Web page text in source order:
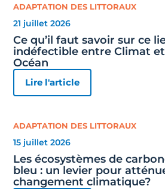
ADAPTATION DES LITTORAUX
21 juillet 2026
Ce qu’il faut savoir sur ce
indéfectible entre Climat et
Océan
Lire l'article
ADAPTATION DES LITTORAUX
15 juillet 2026
Les écosystèmes de
bleu : un levier pour
changement climatique?